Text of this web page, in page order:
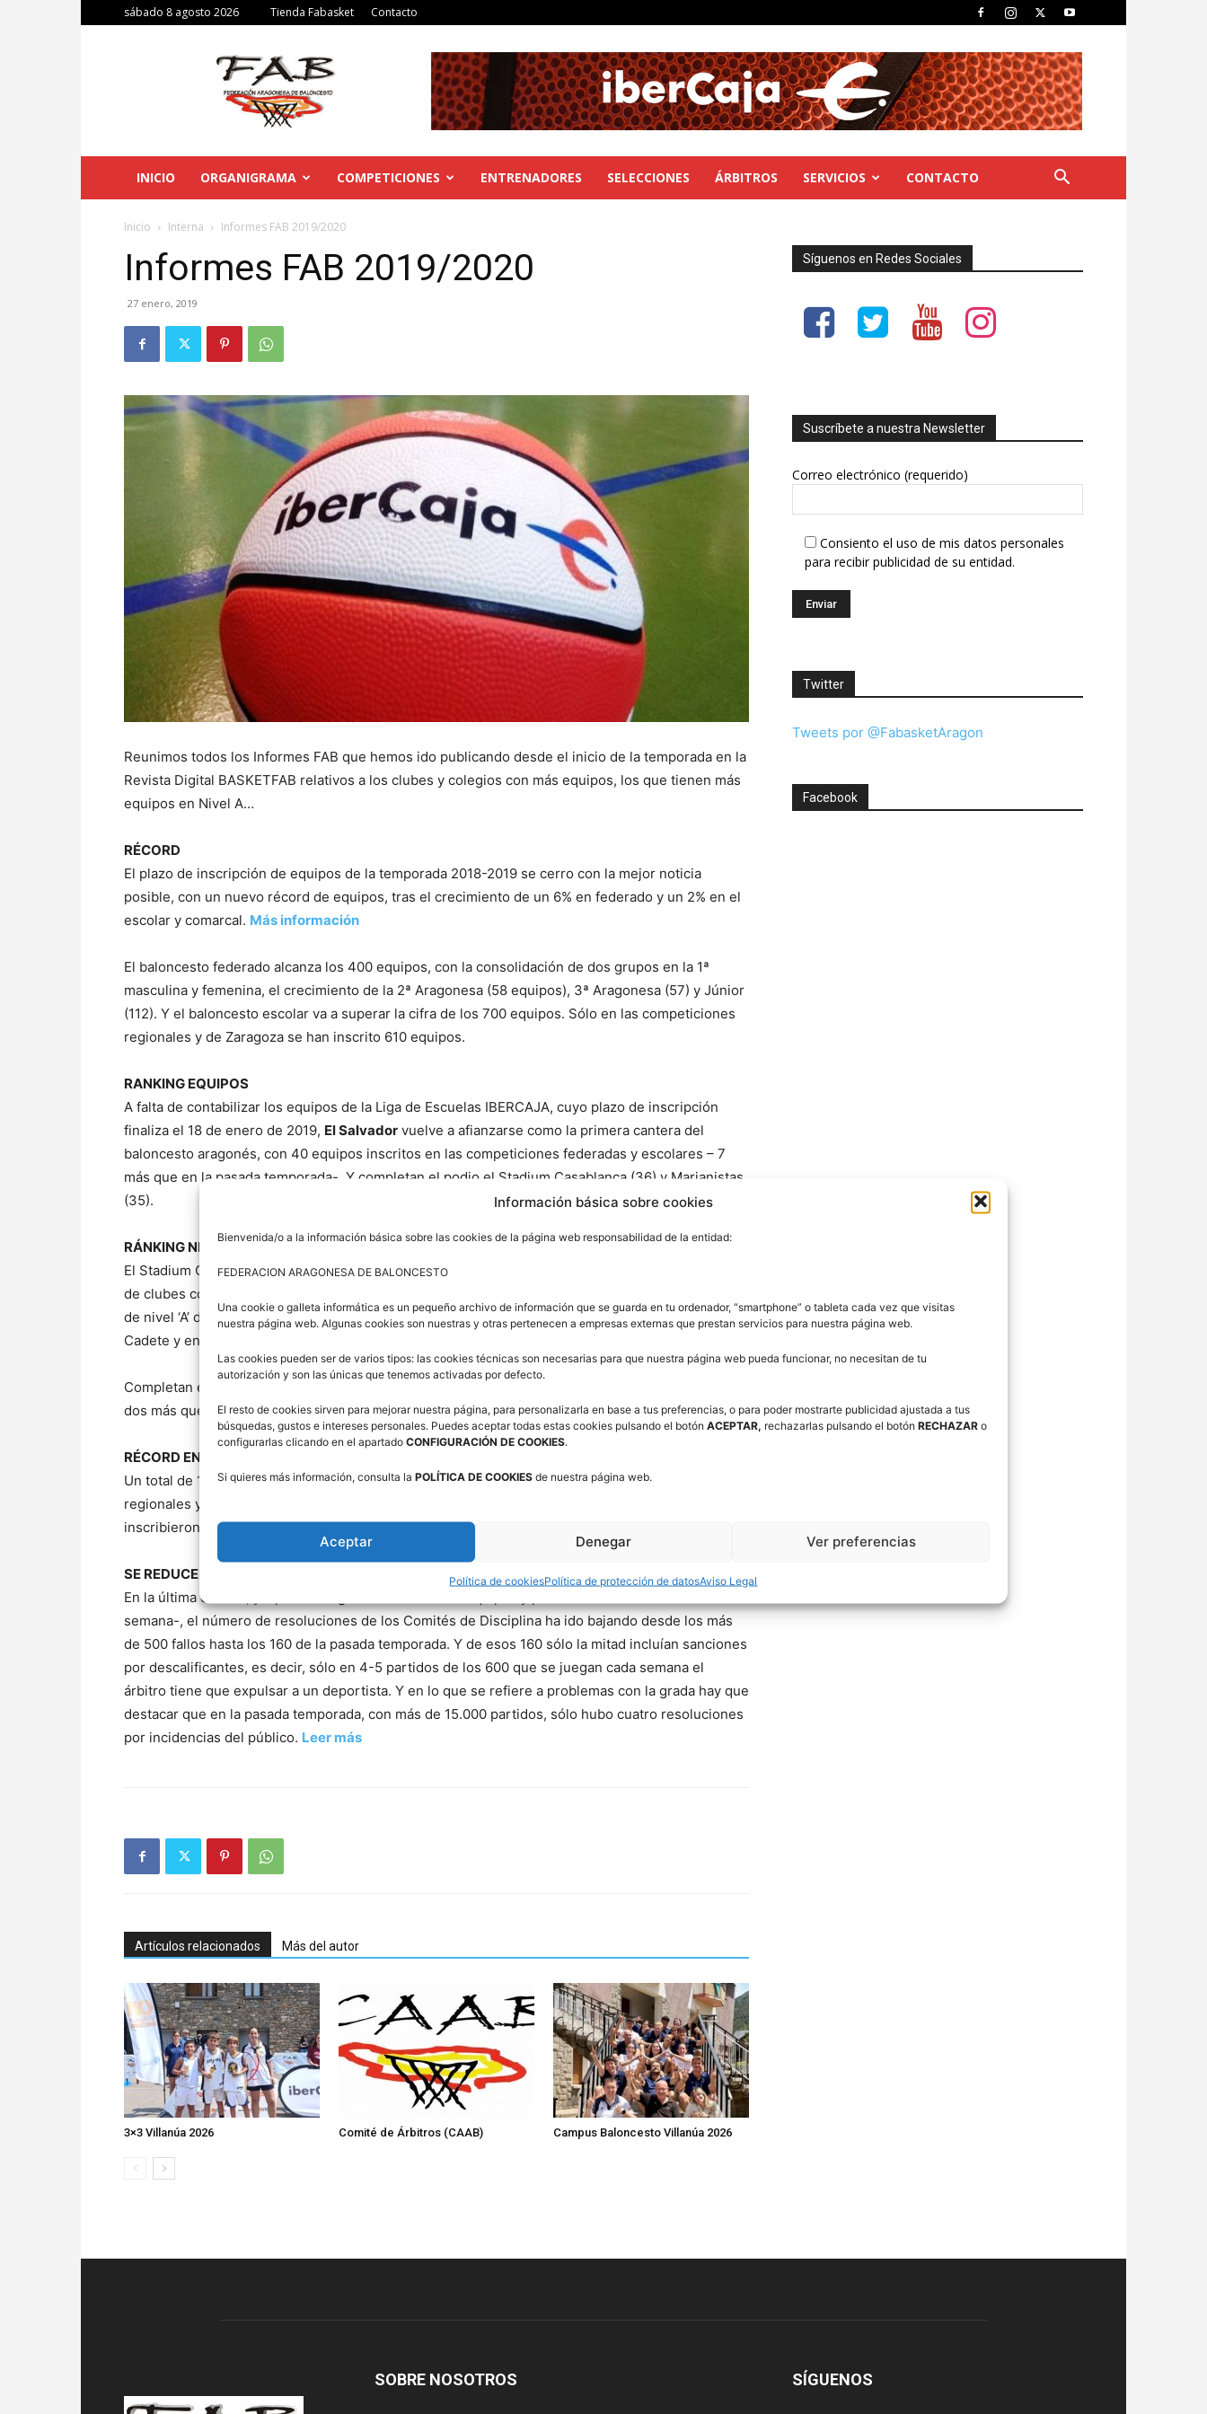
Información básica sobre cookies
Bienvenida/o a la información básica sobre las cookies de la página web responsabilidad de la entidad:
FEDERACION ARAGONESA DE BALONCESTO
Una cookie o galleta informática es un pequeño archivo de información que se guarda en tu ordenador, “smartphone” o tableta cada vez que visitas
nuestra página web. Algunas cookies son nuestras y otras pertenecen a empresas externas que prestan servicios para nuestra página web.
Las cookies pueden ser de varios tipos: las cookies técnicas son necesarias para que nuestra página web pueda funcionar, no necesitan de tu
autorización y son las únicas que tenemos activadas por defecto.
El resto de cookies sirven para mejorar nuestra página, para personalizarla en base a tus preferencias, o para poder mostrarte publicidad ajustada a tus
búsquedas, gustos e intereses personales. Puedes aceptar todas estas cookies pulsando el botón ACEPTAR, rechazarlas pulsando el botón RECHAZAR o
configurarlas clicando en el apartado CONFIGURACIÓN DE COOKIES.
Si quieres más información, consulta la POLÍTICA DE COOKIES de nuestra página web.
Aceptar Denegar Ver preferencias
Política de cookiesPolítica de protección de datosAviso Legal
sábado 8 agosto 2026 Tienda Fabasket Contacto
Federación
Aragonesa
INICIO ORGANIGRAMA COMPETICIONES ENTRENADORES SELECCIONES ÁRBITROS SERVICIOS CONTACTO
Inicio Interna Informes FAB 2019/2020
Informes FAB 2019/2020
27 enero, 2019
Reunimos todos los Informes FAB que hemos ido publicando desde el inicio de la temporada en la
Revista Digital BASKETFAB relativos a los clubes y colegios con más equipos, los que tienen más
equipos en Nivel A…
RÉCORD
El plazo de inscripción de equipos de la temporada 2018-2019 se cerro con la mejor noticia
posible, con un nuevo récord de equipos, tras el crecimiento de un 6% en federado y un 2% en el
escolar y comarcal. Más información
El baloncesto federado alcanza los 400 equipos, con la consolidación de dos grupos en la 1ª
masculina y femenina, el crecimiento de la 2ª Aragonesa (58 equipos), 3ª Aragonesa (57) y Júnior
(112). Y el baloncesto escolar va a superar la cifra de los 700 equipos. Sólo en las competiciones
regionales y de Zaragoza se han inscrito 610 equipos.
RANKING EQUIPOS
A falta de contabilizar los equipos de la Liga de Escuelas IBERCAJA, cuyo plazo de inscripción
finaliza el 18 de enero de 2019, El Salvador vuelve a afianzarse como la primera cantera del
baloncesto aragonés, con 40 equipos inscritos en las competiciones federadas y escolares – 7
más que en la pasada temporada-. Y completan el podio el Stadium Casablanca (36) y Marianistas
(35).
RÁNKING NIVEL A
El Stadium Casablanca, con 19 equipos -tres más que en la pasada temporada-, lidera el ranking
de clubes con más equipos en las primeras competiciones nacionales, regionales y provinciales
de nivel ‘A’ destacando los cuatro equipos que tiene en los Campeonatos de Aragón Júnior y
Cadete y en Infantil de Nivel ‘A’.
Completan el podio de este ranking el CN Helios, con 14 equipos y el EM El Olivar, con 12 equipos,
dos más que en la pasada campaña.
RÉCORD EN NIVEL A
Un total de 121 equipos se han inscrito en la presente temporada en las principales competiciones
regionales y provinciales de los niveles A de Zaragoza, una cifra récord que supera los 120 que se
inscribieron en la temporada 2012-2013 y los 109 de la pasada campaña.
SE REDUCEN LAS INCIDENCIAS
En la última década, y a pesar del gran incremento de equipos y partidos -más de 600 cada fin de
semana-, el número de resoluciones de los Comités de Disciplina ha ido bajando desde los más
de 500 fallos hasta los 160 de la pasada temporada. Y de esos 160 sólo la mitad incluían sanciones
por descalificantes, es decir, sólo en 4-5 partidos de los 600 que se juegan cada semana el
árbitro tiene que expulsar a un deportista. Y en lo que se refiere a problemas con la grada hay que
destacar que en la pasada temporada, con más de 15.000 partidos, sólo hubo cuatro resoluciones
por incidencias del público. Leer más
Artículos relacionados Más del autor
3×3 Villanúa 2026 Comité de Árbitros (CAAB) Campus Baloncesto Villanúa 2026
Síguenos en Redes Sociales
Suscríbete a nuestra Newsletter
Correo electrónico (requerido)
Consiento el uso de mis datos personales
para recibir publicidad de su entidad.
Twitter
Tweets por @FabasketAragon
Facebook
SOBRE NOSOTROS SÍGUENOS